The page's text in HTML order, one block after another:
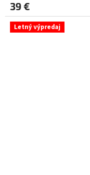
39 €
Letný výpredaj